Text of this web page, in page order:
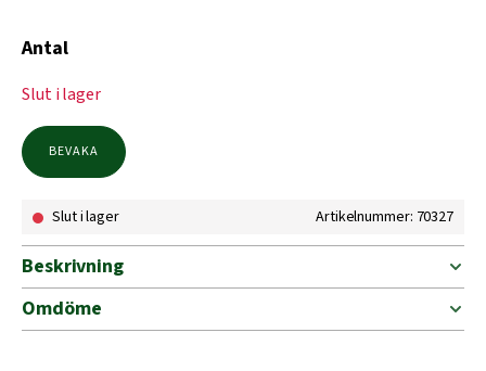
Antal
Slut i lager
BEVAKA
Slut i lager Artikelnummer: 70327
Beskrivning
Omdöme